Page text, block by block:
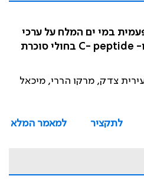
במי ים המלח על ערכי
סוכר, אינסולין, קורטיזול ו- C- peptide בחולי סוכרת
צדק, מרקו הררי, מיכאל
לתקציר
למאמר המלא